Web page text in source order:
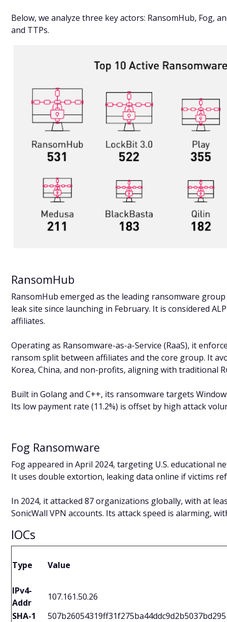
Below, we analyze three key actors: RansomHub, Fog,
and TTPs.
RansomHub
RansomHub emerged as the leading ransomware
leak site since launching in February. It is considered
affiliates.
Operating as Ransomware-as-a-Service (RaaS), it
ransom split between affiliates and the core group. It
Korea, China, and non-profits, aligning with traditional
Built in Golang and C++, its ransomware targets
Its low payment rate (11.2%) is offset by high attack
Fog Ransomware
Fog appeared in April 2024, targeting U.S. educational
It uses double extortion, leaking data online if victims
In 2024, it attacked 87 organizations globally, with at
SonicWall VPN accounts. Its attack speed is alarming,
IOCs
Type Value
IPv4-
Addr
107.161.50.26
SHA-1
507b26054319ff31f275ba44ddc9d2b5037bd295